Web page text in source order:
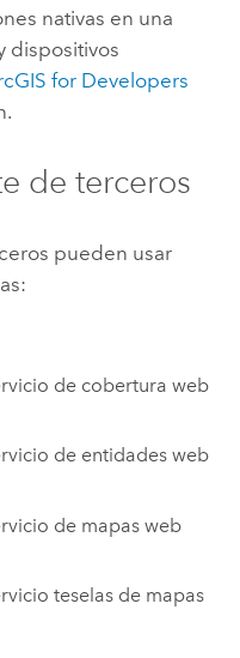
nativas en una
dispositivos
for Developers
de terceros
pueden usar
de cobertura web
de entidades web
de mapas web
teselas de mapas